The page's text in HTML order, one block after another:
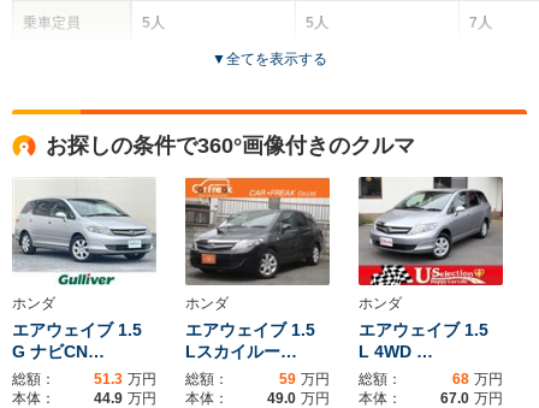
乗車定員
サイズ
(全長x全幅x全高)
5人
1.54m～1.57m
全幅
1.7m
全長
4.39m～4.41m
ホイールベース
-m
5人
5ドア
1.49m～1.51m
全幅
1.7m
全長
4.42m～4.48m
ホイールベース
-m
7人
4.5m
ホイー
▼全てを表示する
お探しの条件で360°画像付きのクルマ
ホンダ
エアウェイブ 1.5
G ナビCN…
総額： 51.3 万円
本体：
44.9 万円
ホンダ
エアウェイブ 1.5
Lスカイルー…
総額： 59 万円
本体：
49.0 万円
ホンダ
エアウェイブ 1.5
L 4WD …
総額： 68 万円
本体：
67.0 万円